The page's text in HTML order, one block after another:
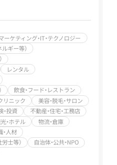
教育・学習・スク
光・ホテル / エン
社労士等） /
SaaS・ソフトウ
ェア・クラウド
ャー支援 / SEO
歴7～9年
ーケティング・IT・テクノロジー
ルギー等）
レンタル
飲食・フード・レストラン
リニック
美容・脱毛・サロン
・投資
不動産・住宅・工務店
・ホテル
物流・倉庫
・人材
士等）
自治体・公共・NPO